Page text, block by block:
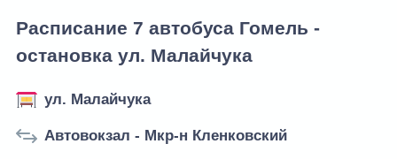
Расписание 7 автобуса Гомель -
остановка ул. Малайчука
ул. Малайчука
Автовокзал - Мкр-н Кленковский